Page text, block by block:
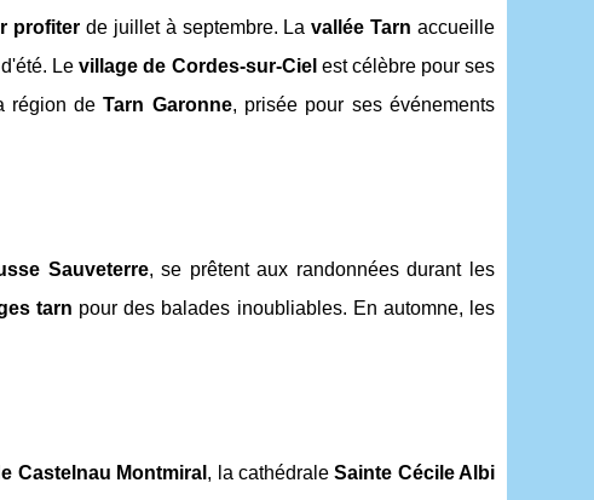
profiter de juillet à septembre. Lavallée Tarn accueille
d'été. Levillage de Cordes-sur-Ciel est célèbre pour ses
région deTarn Garonne, prisée pour ses événements
Sauveterre, se prêtent aux randonnées durant les
tarn pour des balades inoubliables. En automne, les
Castelnau Montmiral , la cathédraleSainte Cécile Albi